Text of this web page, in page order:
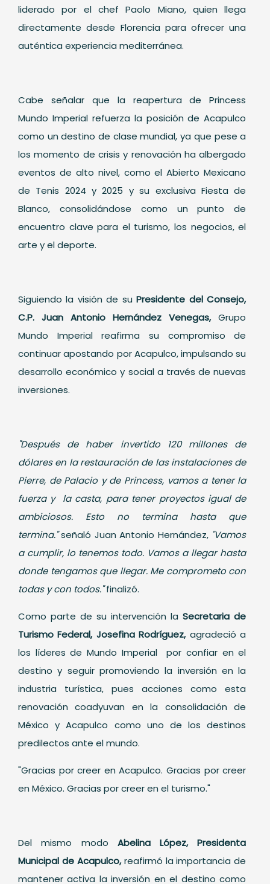
liderado por el chef Paolo Miano, quien llega
directamente desde Florencia para ofrecer una
auténtica experiencia mediterránea.
Cabe señalar que la reapertura de Princess
Mundo Imperial refuerza la posición de Acapulco
como un destino de clase mundial, ya que pese a
los momento de crisis y renovación ha albergado
eventos de alto nivel, como el Abierto Mexicano
de Tenis 2024 y 2025 y su exclusiva Fiesta de
Blanco, consolidándose como un punto de
encuentro clave para el turismo, los negocios, el
arte y el deporte.
Siguiendo la visión de suPresidente del Consejo,
C.P. Juan Antonio Hernández Venegas,Grupo
Mundo Imperial reafirma su compromiso de
continuar apostando por Acapulco, impulsando su
desarrollo económico y social a través de nuevas
inversiones.
"Después de haber invertido 120 millones de
dólares en la restauración de las instalaciones de
Pierre, de Palacio y de Princess, vamos a tener la
fuerza y la casta, para tener proyectos igual de
ambiciosos. Esto no termina hasta que
termina."señaló Juan Antonio Hernández,"Vamos
a cumplir, lo tenemos todo. Vamos a llegar hasta
donde tengamos que llegar. Me comprometo con
todas y con todos."finalizó.
Como parte de su intervención laSecretaria de
Turismo Federal, Josefina Rodríguez,agradeció a
los líderes de Mundo Imperial por confiar en el
destino y seguir promoviendo la inversión en la
industria turística, pues acciones como esta
renovación coadyuvan en la consolidación de
México y Acapulco como uno de los destinos
predilectos ante el mundo.
"Gracias por creer en Acapulco. Gracias por creer
en México. Gracias por creer en el turismo."
Del mismo modo Abelina López, Presidenta
Municipal de Acapulco,reafirmó la importancia de
mantener activa la inversión en el destino como